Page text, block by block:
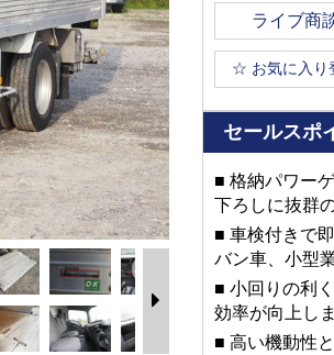
ライブ商
☆ お気に入り
セールスポ
■ 格納パワー
下ろしに抜群
■ 車検付きで
バン車、小型
■ 小回りの利
効率が向上しま
■ 高い機動性